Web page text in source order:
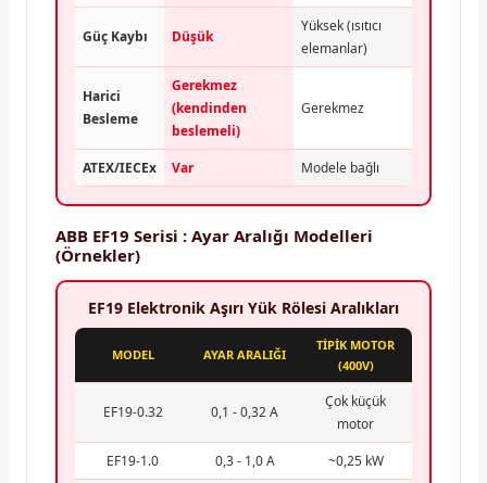
Güç Kaybı Düşük
Yüksek (ısıtıcı
elemanlar)
Harici
Besleme
Gerekmez
(kendinden
beslemeli)
Gerekmez
ATEX/IECEx Var Modele bağlı
ABB EF19 Serisi : Ayar Aralığı Modelleri
(Örnekler)
EF19 Elektronik Aşırı Yük Rölesi Aralıkları
MODEL AYAR ARALIĞI
TİPİK MOTOR
(400V)
EF19-0.32 0,1 - 0,32 A
Çok küçük
motor
EF19-1.0
0,3 - 1,0 A ~0,25 kW